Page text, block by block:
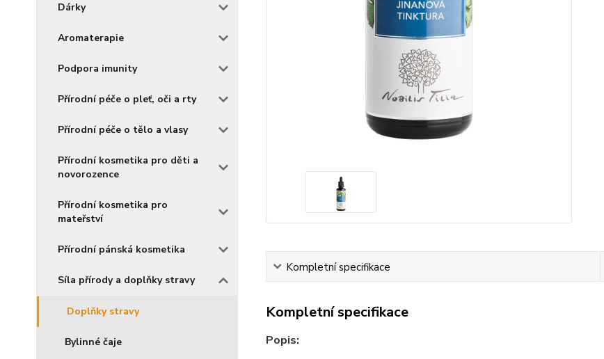
Dárky
Aromaterapie
Podpora imunity
Přírodní péče o pleť, oči a rty
Přírodní péče o tělo a vlasy
Přírodní kosmetika pro děti a
novorozence
Přírodní kosmetika pro
mateřství
Přírodní pánská kosmetika
Síla přírody a doplňky stravy
Doplňky stravy
Bylinné čaje
Kompletní specifikace
Kompletní specifikace
Popis: